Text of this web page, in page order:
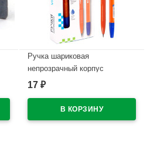
Ручка шариковая
непрозрачный корпус
(deVENTE) Виста (Vista)
арт.5073328
17 ₽